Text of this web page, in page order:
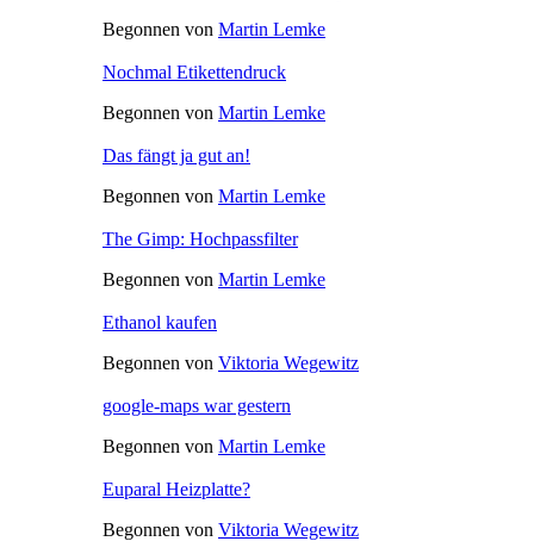
Begonnen von Martin Lemke
Nochmal Etikettendruck
Begonnen von Martin Lemke
Das fängt ja gut an!
Begonnen von Martin Lemke
The Gimp: Hochpassfilter
Begonnen von Martin Lemke
Ethanol kaufen
Begonnen von Viktoria Wegewitz
google-maps war gestern
Begonnen von Martin Lemke
Euparal Heizplatte?
Begonnen von Viktoria Wegewitz